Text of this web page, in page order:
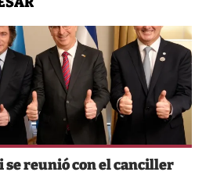
se reunió con el canciller